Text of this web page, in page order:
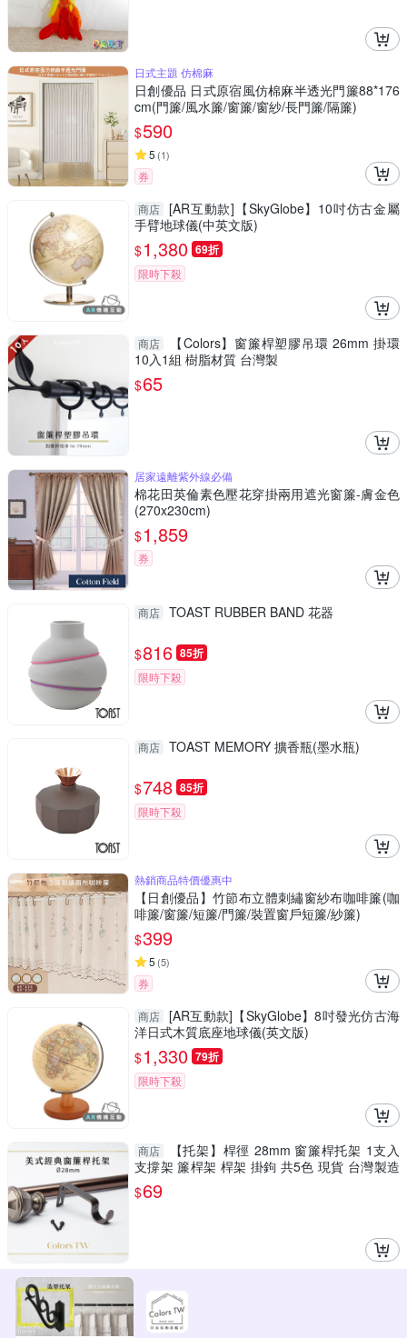
日式主題 仿棉麻
日創優品 日式原宿風仿棉麻半透光門簾88*176
cm(門簾/風水簾/窗簾/窗紗/長門簾/隔簾)
$590
5 (1)
券
商店 [AR互動款]【SkyGlobe】10吋仿古金屬
手臂地球儀(中英文版)
$1,380 69折
限時下殺
商店
【Colors】窗簾桿塑膠吊環 26mm 掛環
10入1組 樹脂材質 台灣製
$65
居家遠離紫外線必備
棉花田英倫素色壓花穿掛兩用遮光窗簾-膚金色
(270x230cm)
$1,859
券
商店 TOAST RUBBER BAND 花器
$816 85折
限時下殺
商店 TOAST MEMORY 擴香瓶(墨水瓶)
$748 85折
限時下殺
熱銷商品特價優惠中
【日創優品】竹節布立體刺繡窗紗布咖啡簾(咖
啡簾/窗簾/短簾/門簾/裝置窗戶短簾/紗簾)
$399
5 (5)
券
商店 [AR互動款]【SkyGlobe】8吋發光仿古海
洋日式木質底座地球儀(英文版)
$1,330 79折
限時下殺
商店
【托架】桿徑 28mm 窗簾桿托架 1支入
支撐架 簾桿架 桿架 掛鉤 共5色 現貨 台灣製造
美式經典系列
$69